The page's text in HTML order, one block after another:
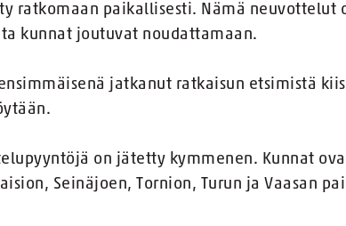
ratkomaan paikallisesti. Nämä neuvottelut
kunnat joutuvat noudattamaan.
jatkanut ratkaisun etsimistä
on jätetty kymmenen. Kunnat
Seinäjoen, Tornion, Turun ja Vaasan